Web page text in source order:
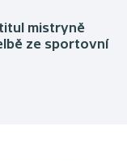
mistryně
ze sportovní